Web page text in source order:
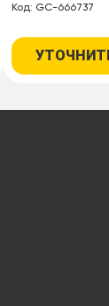
Код: GC-666737